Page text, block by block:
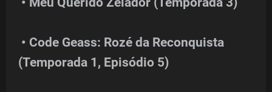
• Code Geass: Rozé da Reconquista
(Temporada 1, Episódio 5)